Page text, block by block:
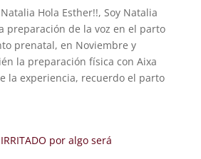
Hola Esther!!, Soy Natalia
preparación de la voz en el parto
prenatal, en Noviembre y
la preparación física con Aixa
la experiencia, recuerdo el parto